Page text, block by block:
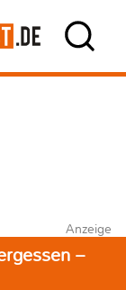
Anzeige
–